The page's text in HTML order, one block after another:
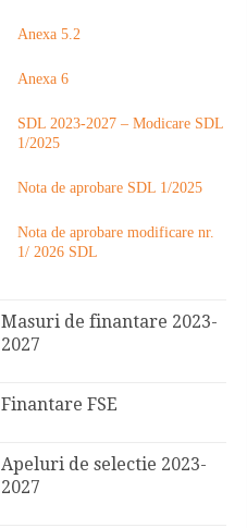
Anexa 5.2
Anexa 6
SDL 2023-2027 – Modicare SDL
1/2025
Nota de aprobare SDL 1/2025
Nota de aprobare modificare nr.
1/ 2026 SDL
Masuri de finantare 2023-
2027
Finantare FSE
Apeluri de selectie 2023-
2027